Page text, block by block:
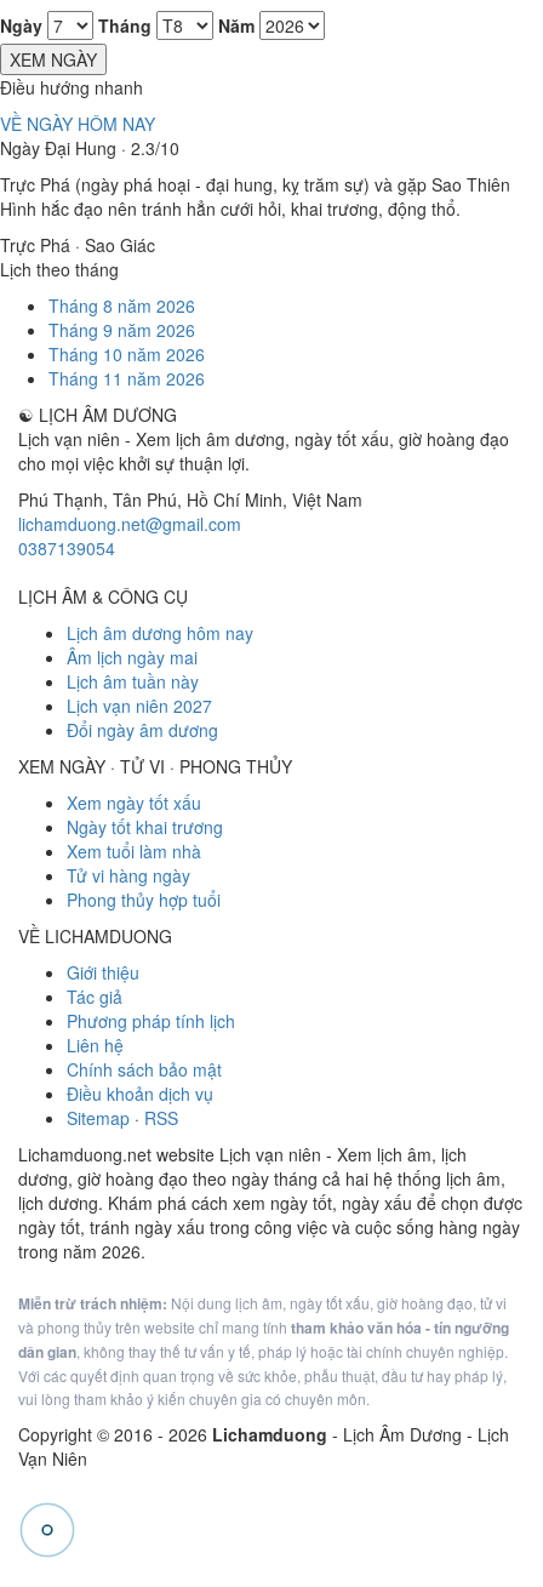
Ngày
Tháng
Năm
XEM NGÀY
Điều hướng nhanh
VỀ NGÀY HÔM NAY
Ngày Đại Hung · 2.3/10
Trực Phá (ngày phá hoại - đại hung, kỵ trăm sự) và gặp Sao Thiên
Hình hắc đạo nên tránh hẳn cưới hỏi, khai trương, động thổ.
Trực Phá · Sao Giác
Lịch theo tháng
Tháng 8 năm 2026
Tháng 9 năm 2026
Tháng 10 năm 2026
Tháng 11 năm 2026
☯ LỊCH ÂM DƯƠNG
Lịch vạn niên - Xem lịch âm dương, ngày tốt xấu, giờ hoàng đạo
cho mọi việc khởi sự thuận lợi.
Phú Thạnh, Tân Phú, Hồ Chí Minh, Việt Nam
lichamduong.net@gmail.com
0387139054
LỊCH ÂM & CÔNG CỤ
Lịch âm dương hôm nay
Âm lịch ngày mai
Lịch âm tuần này
Lịch vạn niên 2027
Đổi ngày âm dương
XEM NGÀY · TỬ VI · PHONG THỦY
Xem ngày tốt xấu
Ngày tốt khai trương
Xem tuổi làm nhà
Tử vi hàng ngày
Phong thủy hợp tuổi
VỀ LICHAMDUONG
Giới thiệu
Tác giả
Phương pháp tính lịch
Liên hệ
Chính sách bảo mật
Điều khoản dịch vụ
Sitemap · RSS
Lichamduong.net website Lịch vạn niên - Xem lịch âm, lịch
dương, giờ hoàng đạo theo ngày tháng cả hai hệ thống lịch âm,
lịch dương. Khám phá cách xem ngày tốt, ngày xấu để chọn được
ngày tốt, tránh ngày xấu trong công việc và cuộc sống hàng ngày
trong năm 2026.
Miễn trừ trách nhiệm: Nội dung lịch âm, ngày tốt xấu, giờ hoàng đạo, tử vi
và phong thủy trên website chỉ mang tính tham khảo văn hóa - tín ngưỡng
dân gian, không thay thế tư vấn y tế, pháp lý hoặc tài chính chuyên nghiệp.
Với các quyết định quan trọng về sức khỏe, phẫu thuật, đầu tư hay pháp lý,
vui lòng tham khảo ý kiến chuyên gia có chuyên môn.
Copyright © 2016 - 2026 Lichamduong - Lịch Âm Dương - Lịch
Vạn Niên